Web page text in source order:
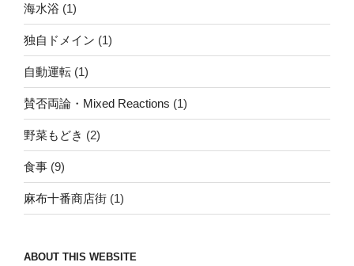
海水浴 (1)
独自ドメイン (1)
自動運転 (1)
賛否両論・Mixed Reactions (1)
野菜もどき (2)
食事 (9)
麻布十番商店街 (1)
ABOUT THIS WEBSITE